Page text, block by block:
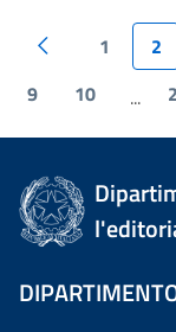
1 2
9
10 ...